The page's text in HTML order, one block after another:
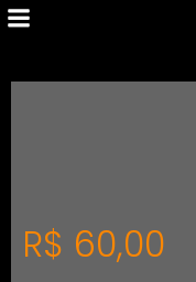
R$ 60,00